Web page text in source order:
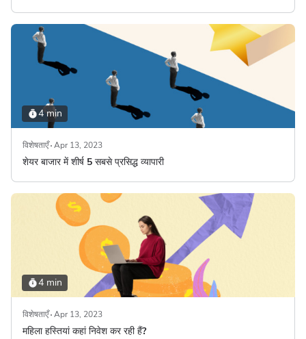
4 min
विशेषताएँ Apr 13, 2023
शेयर बाजार में शीर्ष 5 सबसे प्रसिद्ध व्यापारी
4 min
विशेषताएँ Apr 13, 2023
महिला हस्तियां कहां निवेश कर रही हैं?